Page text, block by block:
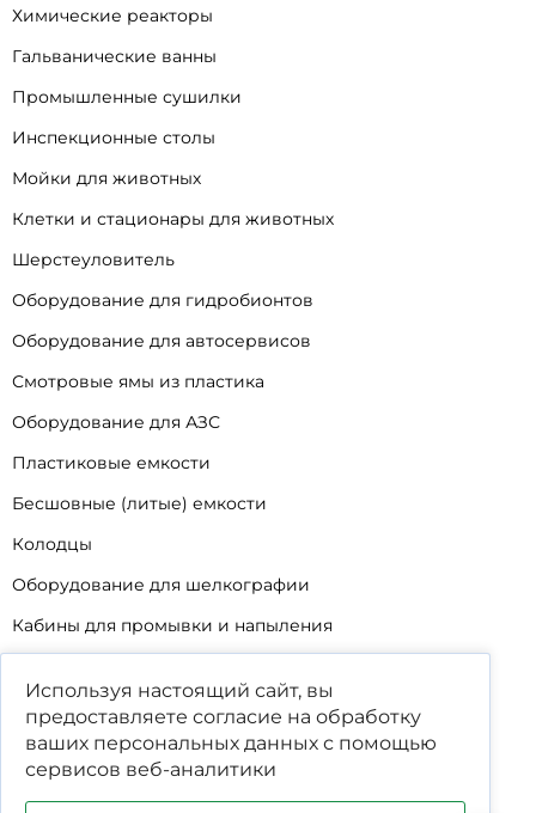
Химические реакторы
Гальванические ванны
Промышленные сушилки
Инспекционные столы
Мойки для животных
Клетки и стационары для животных
Шерстеуловитель
Оборудование для гидробионтов
Оборудование для автосервисов
Смотровые ямы из пластика
Оборудование для АЗС
Пластиковые емкости
Бесшовные (литые) емкости
Колодцы
Оборудование для шелкографии
Кабины для промывки и напыления
Биопрепараты
Сигнализатор уровня
Используя настоящий сайт, вы
предоставляете согласие на обработку
ваших персональных данных с помощью
сервисов веб-аналитики